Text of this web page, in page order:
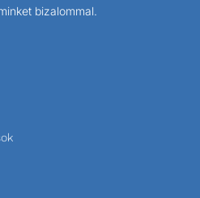
bizalommal.